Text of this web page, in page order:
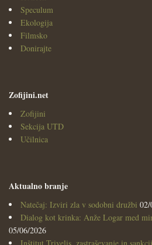
Speculum
Ekologija
Filmsko
Donirajte
Zofijini.net
Zofijini
Sekcija UTD
Učilnica
Aktualno branje
Natečaj: Izviri zla v sodobni družbi
Dialog kot krinka: Anže Logar med
05/06/2026